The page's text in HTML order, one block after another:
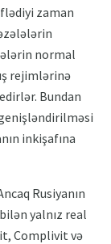
zaman
normal
rejimlərinə
Bundan
genişləndirilməsi
inkişafına
Rusiyanın
yalnız real
Complivit və